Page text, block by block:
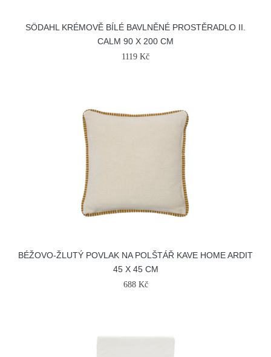
SÖDAHL KRÉMOVĚ BÍLÉ BAVLNĚNÉ PROSTĚRADLO II.
CALM 90 X 200 CM
1119 Kč
BÉŽOVO-ŽLUTÝ POVLAK NA POLŠTÁŘ KAVE HOME ARDIT
45 X 45 CM
688 Kč